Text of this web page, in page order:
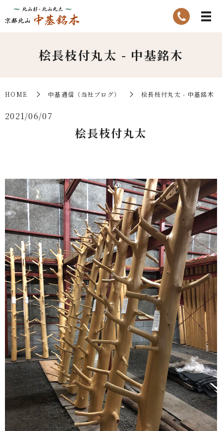
桧長枝付丸太 - 中基銘木
HOME 中基通信（当社ブログ） 桧長枝付丸太 - 中基銘木
2021/06/07
桧長枝付丸太